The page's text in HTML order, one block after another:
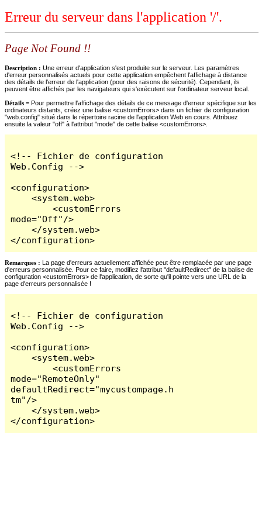
Erreur du serveur dans l'application '/'.
Page Not Found !!
Description : Une erreur d'application s'est produite sur le serveur. Les paramètres
d'erreur personnalisés actuels pour cette application empêchent l'affichage à distance
des détails de l'erreur de l'application (pour des raisons de sécurité). Cependant, ils
peuvent être affichés par les navigateurs qui s'exécutent sur l'ordinateur serveur local.
Détails = Pour permettre l'affichage des détails de ce message d'erreur spécifique sur les
ordinateurs distants, créez une balise <customErrors> dans un fichier de configuration
"web.config" situé dans le répertoire racine de l'application Web en cours. Attribuez
ensuite la valeur "off" à l'attribut "mode" de cette balise <customErrors>.
<!-- Fichier de configuration
Web.Config -->
<configuration>
    <system.web>
        <customErrors
mode="Off"/>
    </system.web>
</configuration>
Remarques : La page d'erreurs actuellement affichée peut être remplacée par une page
d'erreurs personnalisée. Pour ce faire, modifiez l'attribut "defaultRedirect" de la balise de
configuration <customErrors> de l'application, de sorte qu'il pointe vers une URL de la
page d'erreurs personnalisée !
<!-- Fichier de configuration
Web.Config -->
<configuration>
    <system.web>
        <customErrors
mode="RemoteOnly"
defaultRedirect="mycustompage.h
tm"/>
    </system.web>
</configuration>